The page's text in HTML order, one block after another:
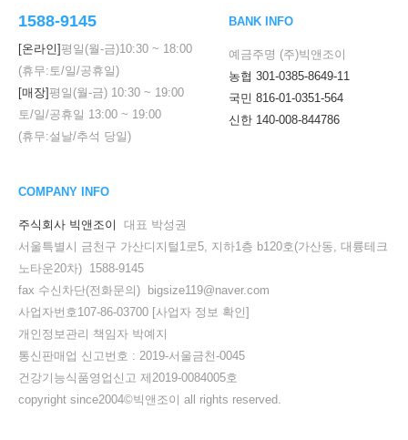
1588-9145
[온라인] 평일(월-금)10:30 ~ 18:00
(휴무:토/일/공휴일)
[매장] 평일(월-금) 10:30 ~ 19:00
토/일/공휴일 13:00 ~ 19:00
(휴무:설날/추석 당일)
BANK INFO
예금주명 (주)빅앤조이
농협 301-0385-8649-11
국민 816-01-0351-564
신한 140-008-844786
COMPANY INFO
주식회사 빅앤조이
대표 박성권
서울특별시 금천구 가산디지털1로5, 지하1층 b120호(가산동, 대륭테크
노타운20차) 1588-9145
fax 수신차단(전화문의) bigsize119@naver.com
사업자번호107-86-03700 [사업자 정보 확인]
개인정보관리 책임자 박예지
통신판매업 신고번호 : 2019-서울금천-0045
건강기능식품영업신고 제2019-0084005호
copyright since2004©빅앤조이 all rights reserved.